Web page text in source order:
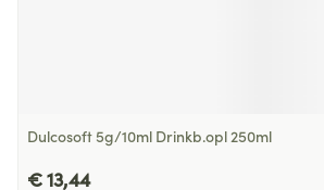
Dulcosoft 5g/10ml Drinkb.opl 250ml
€ 13,44